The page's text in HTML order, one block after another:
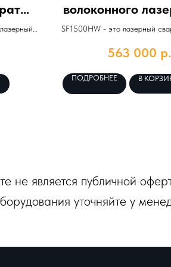
волоконного
SF1500HW
SF1500HW - это лазерный
себе сварку, резку и очистку,
563 000 р.
ПОДРОБНЕЕ В
не является публичной
уточняйте у